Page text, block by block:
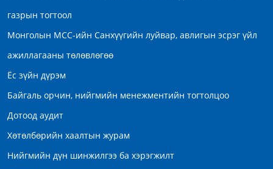
газрын тогтоол
Монголын МСС-ийн Санхүүгийн луйвар, авлигын эсрэг үйл
ажиллагааны төлөвлөгөө
Ёс зүйн дүрэм
Байгаль орчин, нийгмийн менежментийн тогтолцоо
Дотоод аудит
Хөтөлбөрийн хаалтын журам
Нийгмийн дүн шинжилгээ ба хэрэгжилт